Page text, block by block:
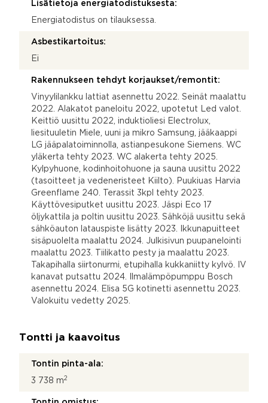
Lisätietoja energiatodistuksesta:
Energiatodistus on tilauksessa.
Asbestikartoitus:
Ei
Rakennukseen tehdyt korjaukset/remontit:
Vinyylilankku lattiat asennettu 2022. Seinät maalattu
2022. Alakatot paneloitu 2022, upotetut Led valot.
Keittiö uusittu 2022, induktioliesi Electrolux,
liesituuletin Miele, uuni ja mikro Samsung, jääkaappi
LG jääpalatoiminnolla, astianpesukone Siemens. WC
yläkerta tehty 2023. WC alakerta tehty 2025.
Kylpyhuone, kodinhoitohuone ja sauna uusittu 2022
(tasoitteet ja vedeneristeet Kiilto). Puukiuas Harvia
Greenflame 240. Terassit 3kpl tehty 2023.
Käyttövesiputket uusittu 2023. Jäspi Eco 17
öljykattila ja poltin uusittu 2023. Sähköjä uusittu sekä
sähköauton latauspiste lisätty 2023. Ikkunapuitteet
sisäpuolelta maalattu 2024. Julkisivun puupanelointi
maalattu 2023. Tiilikatto pesty ja maalattu 2023.
Takapihalla siirtonurmi, etupihalla kukkaniitty kylvö. IV
kanavat putsattu 2024. Ilmalämpöpumppu Bosch
asennettu 2024. Elisa 5G kotinetti asennettu 2023.
Valokuitu vedetty 2025.
Tontti ja kaavoitus
Tontin pinta-ala:
3 738 m2